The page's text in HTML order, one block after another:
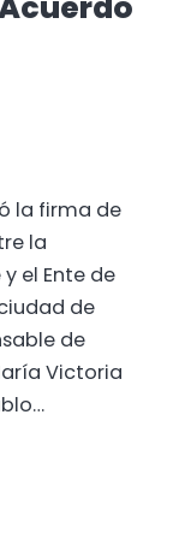
la firma de
la
el Ente de
de
de
Victoria